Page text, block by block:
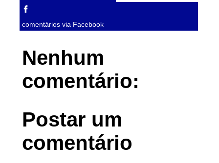
comentários via Facebook
Nenhum
comentário:
Postar um
comentário